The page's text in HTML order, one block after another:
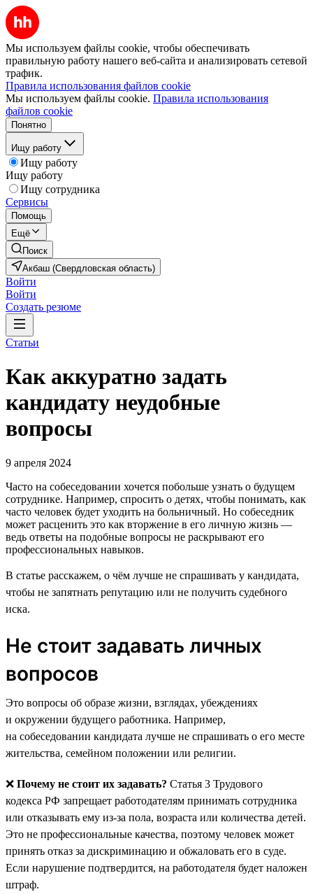
Мы используем файлы cookie, чтобы обеспечивать
правильную работу нашего веб-сайта и анализировать сетевой
трафик.
Правила использования файлов cookie
Мы используем файлы cookie. Правила использования
файлов cookie
Понятно
Ищу работу
Ищу работу
Ищу работу
Ищу сотрудника
Сервисы
Помощь
Ещё
Поиск
Акбаш (Свердловская область)
Войти
Войти
Создать резюме
Статьи
Как аккуратно задать
кандидату неудобные
вопросы
9 апреля 2024
Часто на собеседовании хочется побольше узнать о будущем
сотруднике. Например, спросить о детях, чтобы понимать, как
часто человек будет уходить на больничный. Но собеседник
может расценить это как вторжение в его личную жизнь —
ведь ответы на подобные вопросы не раскрывают его
профессиональных навыков.
В статье расскажем, о чём лучше не спрашивать у кандидата,
чтобы не запятнать репутацию или не получить судебного
иска.
Не стоит задавать личных
вопросов
Это вопросы об образе жизни, взглядах, убеждениях
и окружении будущего работника. Например,
на собеседовании кандидата лучше не спрашивать о его месте
жительства, семейном положении или религии.
❌ Почему не стоит их задавать? Статья 3 Трудового
кодекса РФ запрещает работодателям принимать сотрудника
или отказывать ему из-за пола, возраста или количества детей.
Это не профессиональные качества, поэтому человек может
принять отказ за дискриминацию и обжаловать его в суде.
Если нарушение подтвердится, на работодателя будет наложен
штраф.